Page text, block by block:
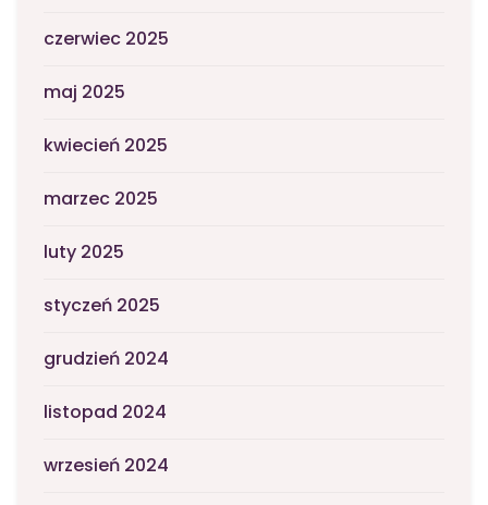
czerwiec 2025
maj 2025
kwiecień 2025
marzec 2025
luty 2025
styczeń 2025
grudzień 2024
listopad 2024
wrzesień 2024